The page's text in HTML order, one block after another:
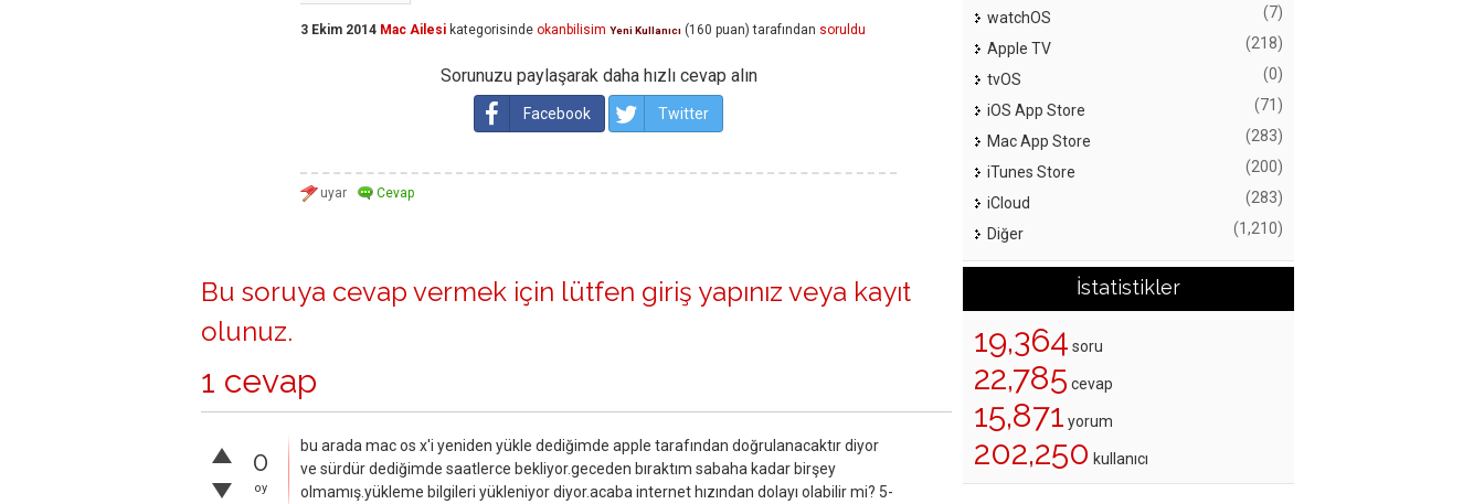
3 Ekim 2014 Mac Ailesi kategorisinde okanbilisim Yeni Kullanıcı (160 puan) tarafından soruldu
Sorunuzu paylaşarak daha hızlı cevap alın
Facebook Twitter
Bu soruya cevap vermek için lütfen giriş yapınız veya kayıt
olunuz.
1 cevap
0
oy
bu arada mac os x'i yeniden yükle dediğimde apple tarafından doğrulanacaktır diyor
ve sürdür dediğimde saatlerce bekliyor.geceden bıraktım sabaha kadar birşey
olmamış.yükleme bilgileri yükleniyor diyor.acaba internet hızından dolayı olabilir mi? 5-
watchOS (7)
Apple TV (218)
tvOS (0)
iOS App Store (71)
Mac App Store (283)
iTunes Store (200)
iCloud (283)
Diğer (1,210)
İstatistikler
19,364 soru
22,785 cevap
15,871 yorum
202,250 kullanıcı